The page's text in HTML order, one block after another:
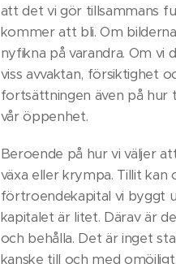
att det vi gör tillsammans
kommer att bli. Om
nyfikna på varandra. Om
viss avvaktan, försiktighet
fortsättningen även på hur
vår öppenhet.
Beroende på hur vi väljer
växa eller krympa. Tillit
förtroendekapital vi byggt
kapitalet är litet. Därav är
och behålla. Det är inget
kanske till och med